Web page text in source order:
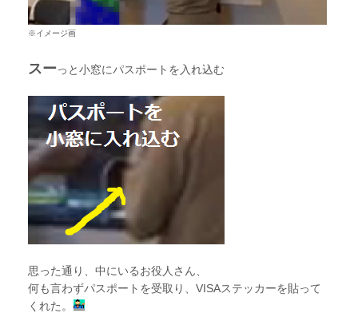
※イメージ画
スーっと小窓にパスポートを入れ込む
思った通り、中にいるお役人さん、
何も言わずパスポートを受取り、VISAステッカーを貼って
くれた。